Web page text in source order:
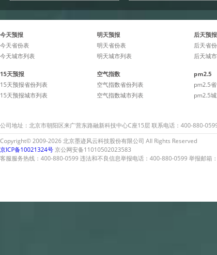
今天预报
今天省份表
今天城市列表
明天预报
明天省份表
明天城市列表
后天预报
后天省
后天城
15天预报
15天预报省份列表
15天预报城市列表
空气指数
空气指数省份列表
空气指数城市列表
pm2.5
pm2.5
pm2.5
公司地址：北京市朝阳区来广营东路融新科技中心C座15层 联系电话：400-880-
Copyright© 2009-2026 北京墨迹风云科技股份有限公司 All Rights Reserved
京ICP备10021324号京公网安备11010502023583
客服服务热线：400-880-0599 违法和不良信息举报电话：400-880-0599 举报邮箱